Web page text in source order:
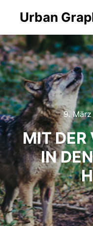
Urban
9.
MIT DER
IN